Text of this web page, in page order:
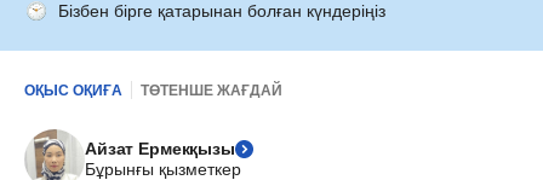
Бізбен бірге қатарынан болған күндеріңіз
ОҚЫС ОҚИҒА ТӨТЕНШЕ ЖАҒДАЙ
Айзат Ермекқызы
Бұрынғы қызметкер